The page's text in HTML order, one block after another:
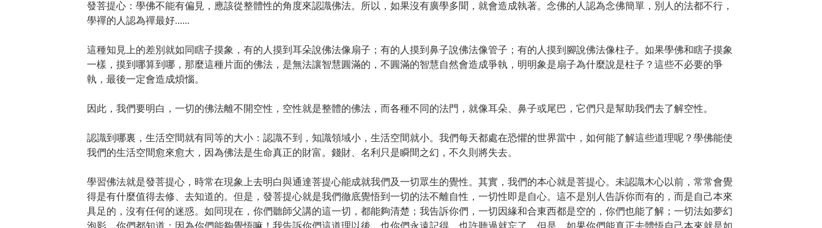
發菩提心：學佛不能有偏見，應該從整體性的角度來認識佛法。所以，如果沒有廣學多聞，就會造成執著。念佛的人認為念佛簡單，別人的法都不行，
學禪的人認為禪最好......
這種知見上的差別就如同瞎子摸象，有的人摸到耳朵說佛法像扇子；有的人摸到鼻子說佛法像管子；有的人摸到腳說佛法像柱子。如果學佛和瞎子摸象
一樣，摸到哪算到哪，那麼這種片面的佛法，是無法讓智慧圓滿的，不圓滿的智慧自然會造成爭執，明明象是扇子為什麼說是柱子？這些不必要的爭
執，最後一定會造成煩惱。
因此，我們要明白，一切的佛法離不開空性，空性就是整體的佛法，而各種不同的法門，就像耳朵、鼻子或尾巴，它們只是幫助我們去了解空性。
認識到哪裏，生活空間就有同等的大小：認識不到，知識領域小，生活空間就小。我們每天都處在恐懼的世界當中，如何能了解這些道理呢？學佛能使
我們的生活空間愈來愈大，因為佛法是生命真正的財富。錢財、名利只是瞬間之幻，不久則將失去。
學習佛法就是發菩提心，時常在現象上去明白與通達菩提心能成就我們及一切眾生的覺性。其實，我們的本心就是菩提心。未認識木心以前，常常會覺
得是有什麼值得去修、去知道的。但是，發菩提心就是我們徹底覺悟到一切的法不離自性，一切性即是自心。這不是別人告訴你而有的，而是自己本來
具足的，沒有任何的迷惑。如同現在，你們聽師父講的這一切，都能夠清楚；我告訴你們，一切因緣和合東西都是空的，你們也能了解；一切法如夢幻
泡影，你們都知道；因為你們能夠覺悟嘛！我告訴你們這道理以後，也你們永遠記得，也許聽過就忘了。但是，如果你們能真正去體悟自己本來就是如